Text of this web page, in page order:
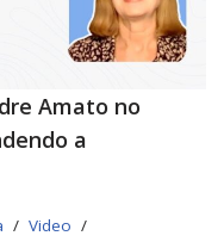
Amato no
a
Video